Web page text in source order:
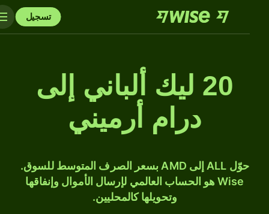
تسجيل
20 ليك ألباني إلى
درام أرميني
حوّل ALL إلى AMD بسعر الصرف المتوسط للسوق.
Wise هو الحساب العالمي لإرسال الأموال وإنفاقها
وتحويلها كالمحليين.